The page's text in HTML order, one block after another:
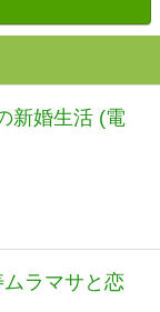
新婚生活 (電
ラマサと恋